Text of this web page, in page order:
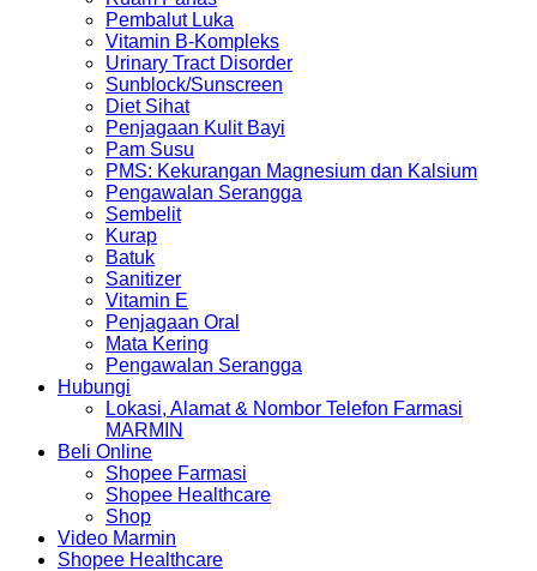
Pembalut Luka
Vitamin B-Kompleks
Urinary Tract Disorder
Sunblock/Sunscreen
Diet Sihat
Penjagaan Kulit Bayi
Pam Susu
PMS: Kekurangan Magnesium dan Kalsium
Pengawalan Serangga
Sembelit
Kurap
Batuk
Sanitizer
Vitamin E
Penjagaan Oral
Mata Kering
Pengawalan Serangga
Hubungi
Lokasi, Alamat & Nombor Telefon Farmasi
MARMIN
Beli Online
Shopee Farmasi
Shopee Healthcare
Shop
Video Marmin
Shopee Healthcare